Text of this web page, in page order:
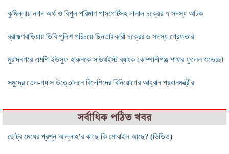
কুমিল্লায় নগদ অর্থ ও বিপুল পরিমাণ পাসপোর্টসহ দালাল চক্রের ৭ সদস্য আটক
ব্রাহ্মণবাড়িয়ায় ডিবি পুলিশ পরিচয়ে ছিনতাইকারী চক্রের ৬ সদস্য গ্রেফতার
মুরাদনগরে এমপি ইউসুফ হারুনকে সাউথইস্ট ব্যাংক কোম্পানীগঞ্জ শাখার ফুলেল শুভেচ্ছা
সমুদ্রে তেল-গ্যাস উত্তোলনে বিদেশিদের বিনিয়োগের আহ্বান প্রধানমন্ত্রীর
সর্বাধিক পঠিত খবর
ছােট্র মেঘের প্রশ্ন আল্লাহ’র কাছে কি মোবাইল আছে? (ভিডিও)